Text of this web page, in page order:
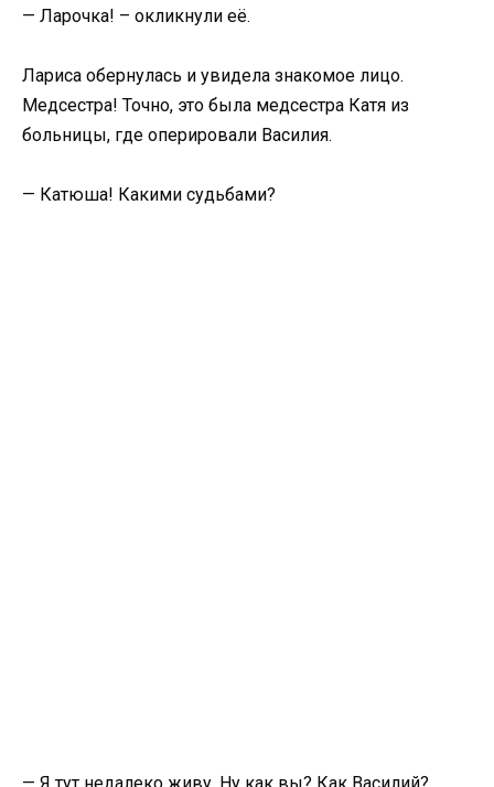
— Ларочка! – окликнули её.
Лариса обернулась и увидела знакомое лицо.
Медсестра! Точно, это была медсестра Катя из
больницы, где оперировали Василия.
— Катюша! Какими судьбами?